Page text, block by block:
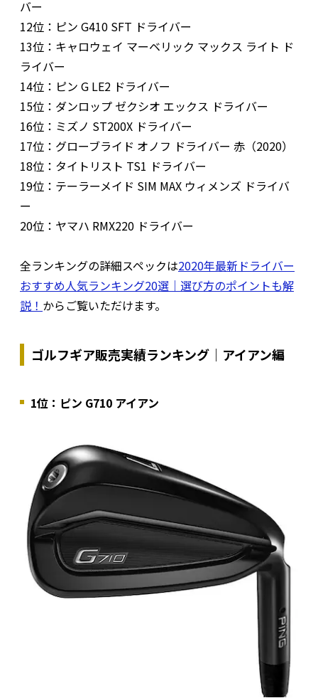
バー
12位：ピン G410 SFT ドライバー
13位：キャロウェイ マーベリック マックス ライト ド
ライバー
14位：ピン G LE2 ドライバー
15位：ダンロップ ゼクシオ エックス ドライバー
16位：ミズノ ST200X ドライバー
17位：グローブライド オノフ ドライバー 赤（2020）
18位：タイトリスト TS1 ドライバー
19位：テーラーメイド SIM MAX ウィメンズ ドライバ
ー
20位：ヤマハ RMX220 ドライバー
全ランキングの詳細スペックは2020年最新ドライバー
おすすめ人気ランキング20選｜選び方のポイントも解
説！ からご覧いただけます。
ゴルフギア販売実績ランキング｜アイアン編
1位：ピン G710 アイアン